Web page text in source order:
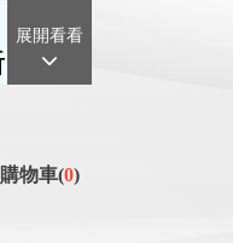
展開看看
購物車(0)